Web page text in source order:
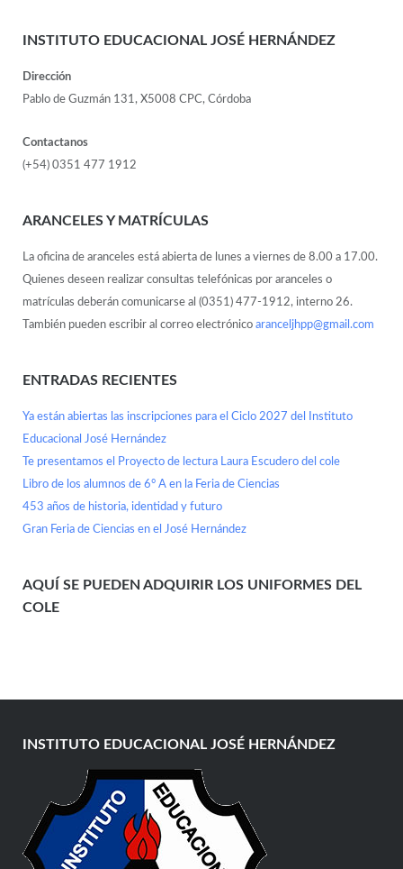
INSTITUTO EDUCACIONAL JOSÉ HERNÁNDEZ
Dirección
Pablo de Guzmán 131, X5008 CPC, Córdoba
Contactanos
(+54) 0351 477 1912
ARANCELES Y MATRÍCULAS
La oficina de aranceles está abierta de lunes a viernes de 8.00 a 17.00.
Quienes deseen realizar consultas telefónicas por aranceles o
matrículas deberán comunicarse al (0351) 477-1912, interno 26.
También pueden escribir al correo electrónico aranceljhpp@gmail.com
ENTRADAS RECIENTES
Ya están abiertas las inscripciones para el Ciclo 2027 del Instituto
Educacional José Hernández
Te presentamos el Proyecto de lectura Laura Escudero del cole
Libro de los alumnos de 6° A en la Feria de Ciencias
453 años de historia, identidad y futuro
Gran Feria de Ciencias en el José Hernández
AQUÍ SE PUEDEN ADQUIRIR LOS UNIFORMES DEL
COLE
INSTITUTO EDUCACIONAL JOSÉ HERNÁNDEZ